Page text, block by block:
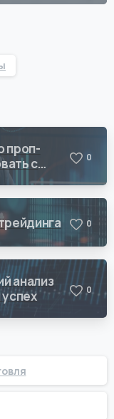
проп-
с
0
0
анализ
0